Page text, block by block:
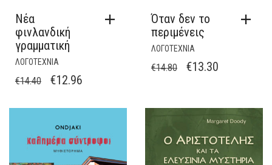
Νέα
φινλανδική
γραμματική
ΛΟΓΟΤΕΧΝΙΑ
€14.40
ORIGINAL
€14.40.
€12.96
€12.96.
Όταν δεν το
περιμένεις
ΛΟΓΟΤΕΧΝΙΑ
€14.80
ORIGINAL
€14.80.
€13.30
ΕΊΝΑΙ:
€13.30.